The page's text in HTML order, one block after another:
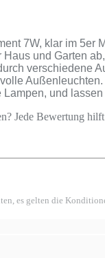
7W, klar im 5er
und Garten
verschiedene
und
Jede Bewertung
es gelten die